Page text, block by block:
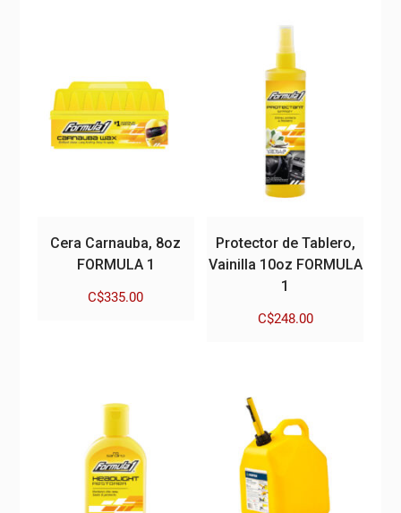
Cera Carnauba, 8oz
FORMULA 1
C$335.00
Protector de Tablero,
Vainilla 10oz FORMULA
1
C$248.00